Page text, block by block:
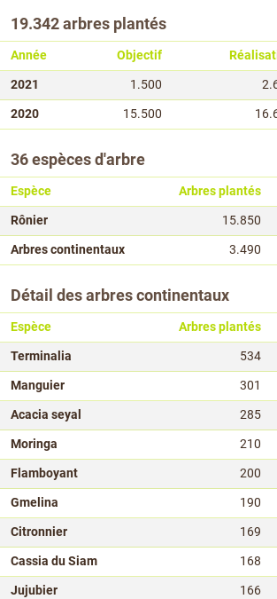
19.342 arbres plantés
Année Objectif
2021
1.500
2020
15.500
36 espèces d'arbre
Espèce Arbres plantés
Rônier
15.850
Arbres continentaux
3.490
Détail des arbres continentaux
Espèce Arbres plantés
Terminalia
534
Manguier
301
Acacia seyal
285
Moringa
210
Flamboyant
200
Gmelina
190
Citronnier
169
Cassia du Siam
168
Jujubier
166